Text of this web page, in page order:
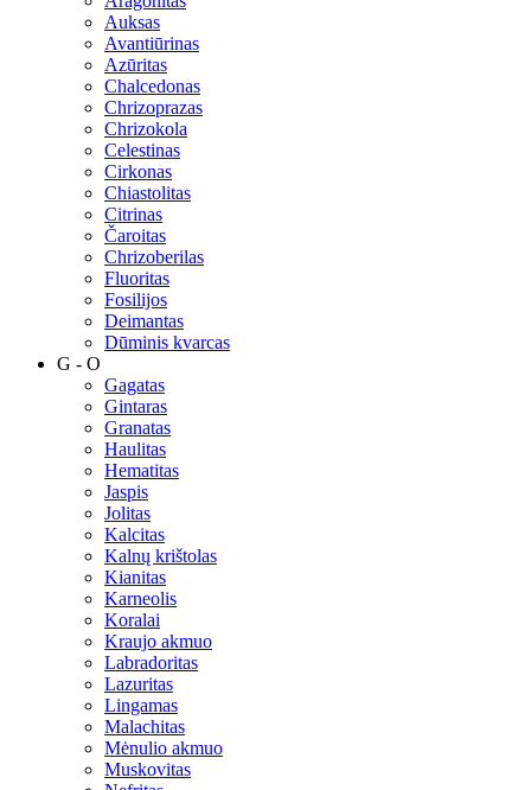
Auksas
Avantiūrinas
Azūritas
Chalcedonas
Chrizoprazas
Chrizokola
Celestinas
Cirkonas
Chiastolitas
Citrinas
Čaroitas
Chrizoberilas
Fluoritas
Fosilijos
Deimantas
Dūminis kvarcas
G - O
Gagatas
Gintaras
Granatas
Haulitas
Hematitas
Jaspis
Jolitas
Kalcitas
Kalnų krištolas
Kianitas
Karneolis
Koralai
Kraujo akmuo
Labradoritas
Lazuritas
Lingamas
Malachitas
Mėnulio akmuo
Muskovitas